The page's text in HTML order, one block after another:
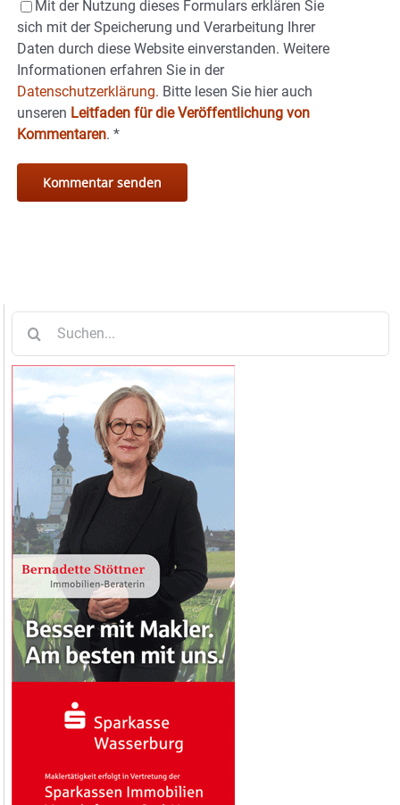
Mit der Nutzung dieses Formulars erklären Sie
sich mit der Speicherung und Verarbeitung Ihrer
Daten durch diese Website einverstanden. Weitere
Informationen erfahren Sie in der
Datenschutzerklärung. Bitte lesen Sie hier auch
unseren Leitfaden für die Veröffentlichung von
Kommentaren. *
nach: